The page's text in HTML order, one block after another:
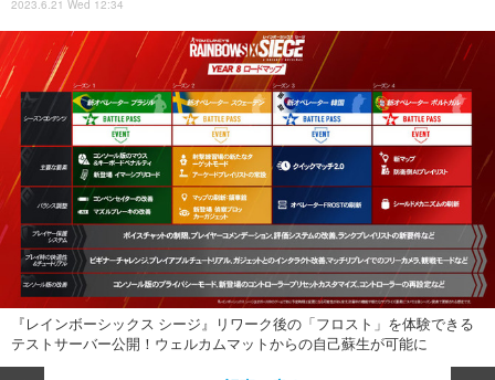
2023.6.21 Wed 12:34
『レインボーシックス シージ』リワーク後の「フロスト」を体験できる
テストサーバー公開！ウェルカムマットからの自己蘇生が可能に